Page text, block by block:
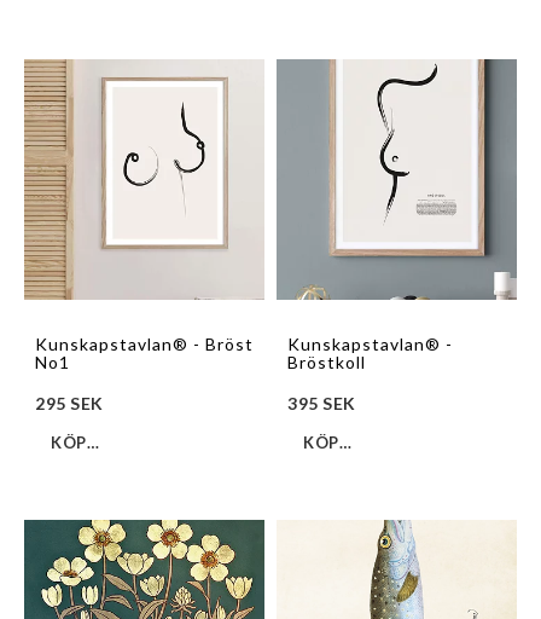
Kunskapstavlan® - Bröst
No1
295 SEK
KÖP…
Kunskapstavlan® -
Bröstkoll
395 SEK
KÖP…